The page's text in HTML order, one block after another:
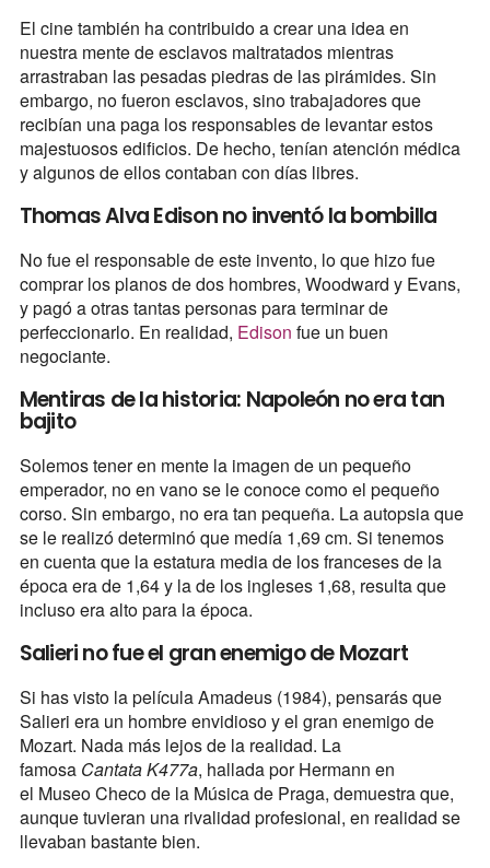
El cine también ha contribuido a crear una idea en
nuestra mente de esclavos maltratados mientras
arrastraban las pesadas piedras de las pirámides. Sin
embargo, no fueron esclavos, sino trabajadores que
recibían una paga los responsables de levantar estos
majestuosos edificios. De hecho, tenían atención médica
y algunos de ellos contaban con días libres.
Thomas Alva Edison no inventó la bombilla
No fue el responsable de este invento, lo que hizo fue
comprar los planos de dos hombres, Woodward y Evans,
y pagó a otras tantas personas para terminar de
perfeccionarlo. En realidad, Edison fue un buen
negociante.
Mentiras de la historia: Napoleón no era tan
bajito
Solemos tener en mente la imagen de un pequeño
emperador, no en vano se le conoce como el pequeño
corso. Sin embargo, no era tan pequeña. La autopsia que
se le realizó determinó que medía 1,69 cm. Si tenemos
en cuenta que la estatura media de los franceses de la
época era de 1,64 y la de los ingleses 1,68, resulta que
incluso era alto para la época.
Salieri no fue el gran enemigo de Mozart
Si has visto la película Amadeus (1984), pensarás que
Salieri era un hombre envidioso y el gran enemigo de
Mozart. Nada más lejos de la realidad. La
famosaCantata K477a, hallada por Hermann en
el Museo Checo de la Música de Praga, demuestra que,
aunque tuvieran una rivalidad profesional, en realidad se
llevaban bastante bien.